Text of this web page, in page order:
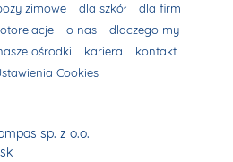
zimowe dla szkół
dla firm
o nas
dlaczego my
ośrodki kariera
kontakt
Cookies
sp. z o.o.